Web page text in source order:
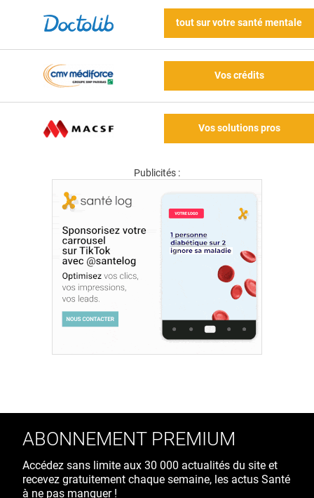
tout sur votre santé mentale
Vos crédits
Vos solutions pros
Publicités :
ABONNEMENT PREMIUM
Accédez sans limite aux 30 000 actualités du site et
recevez gratuitement chaque semaine, les actus Santé
à ne pas manquer !